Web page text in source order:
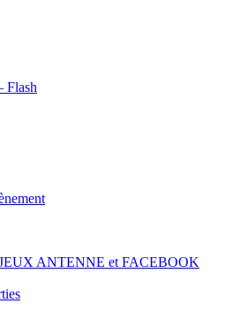
Flash
ANTENNE et FACEBOOK